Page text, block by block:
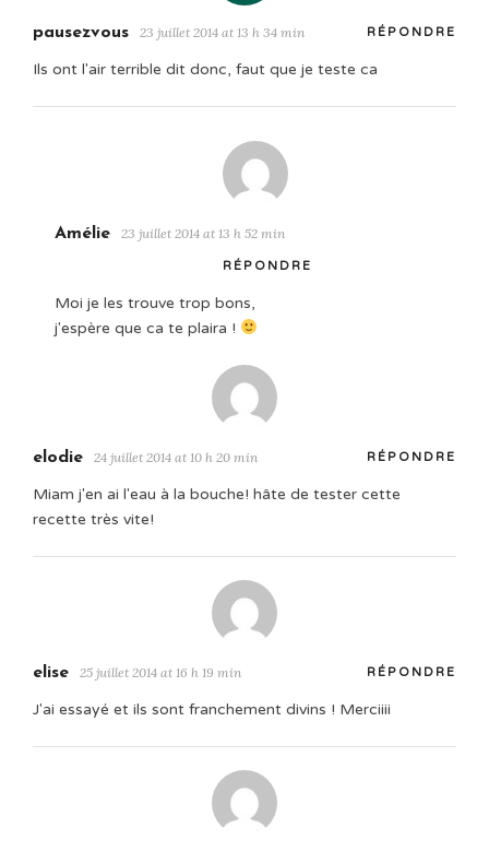
pausezvous 23 juillet 2014 at 13 h 34 min RÉPONDRE
Ils ont l'air terrible dit donc, faut que je teste ca
Amélie 23 juillet 2014 at 13 h 52 min
RÉPONDRE
Moi je les trouve trop bons,
j'espère que ca te plaira !
elodie 24 juillet 2014 at 10 h 20 min RÉPONDRE
Miam j'en ai l'eau à la bouche! hâte de tester cette
recette très vite!
elise 25 juillet 2014 at 16 h 19 min RÉPONDRE
J'ai essayé et ils sont franchement divins ! Merciiii